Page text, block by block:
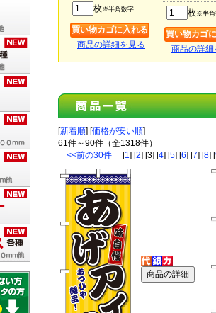
枚※半角数字
商品の詳細を見る
枚※半角
商品の詳細
[新着順] [価格が安い順]
61件～90件（全1318件）
<<前の30件 [1] [2] [3] [4] [5] [6] [7] [8] [